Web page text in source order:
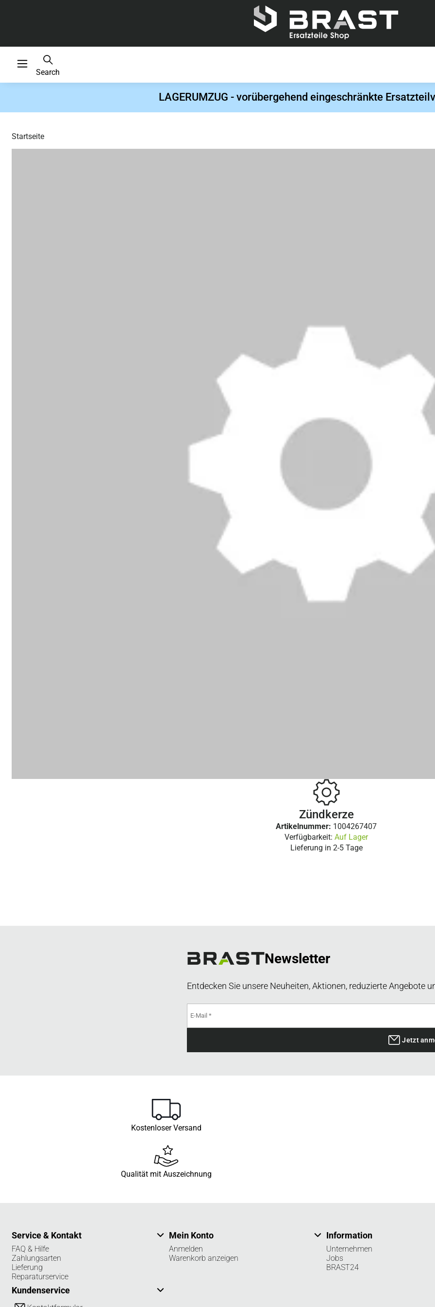
Search
LAGERUMZUG - vorübergehend eingeschränkte
Startseite
Zündkerze
Artikelnummer: 1004267407
Verfügbarkeit: Auf Lager
Lieferung in 2-5 Tage
Newsletter
Entdecken Sie unsere Neuheiten, Aktionen, reduzierte Angebote
Jetzt
Kostenloser Versand
Qualität mit Auszeichnung
Service & Kontakt
FAQ & Hilfe
Zahlungsarten
Lieferung
Reparaturservice
Kundenservice
Mein Konto
Anmelden
Warenkorb anzeigen
Information
Unternehmen
Jobs
BRAST24